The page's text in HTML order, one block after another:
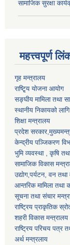
सामाजिक सुरक्षा
महत्त्वपूर्ण
गृह मन्त्रालय
राष्टि्ृय योजना आयोग
सङ्घीय मामिला तथा
स्थानीय निकायको
शिक्षा मन्त्रालय
प्रदेश
केन्द्रीय पञ्जिकरण
भुमि व्यवस्था , कृषि
सामाजिक विकास
उद्याेग,पर्यटन, वन तथा
आन्तरिक मामिला तथा
सूचना तथा संचार
राष्ट्रिय प्राकृतिक
शहरी विकास मन्त्रालय
राष्ट्रिय परिचय पत्र
अर्थ मन्त्रलाय